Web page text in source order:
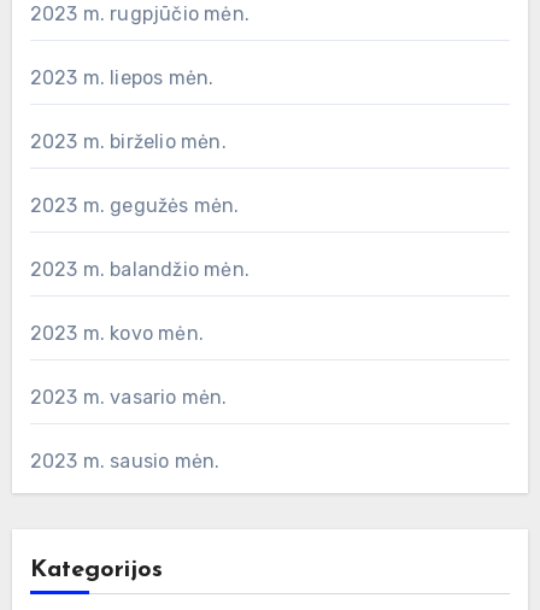
2023 m. rugpjūčio mėn.
2023 m. liepos mėn.
2023 m. birželio mėn.
2023 m. gegužės mėn.
2023 m. balandžio mėn.
2023 m. kovo mėn.
2023 m. vasario mėn.
2023 m. sausio mėn.
Kategorijos